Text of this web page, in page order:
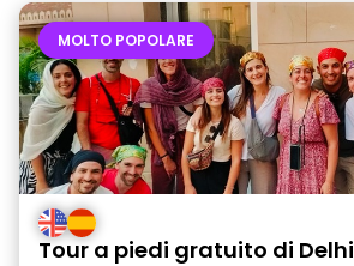
MOLTO POPOLARE
Tour a piedi gratuito di Delhi